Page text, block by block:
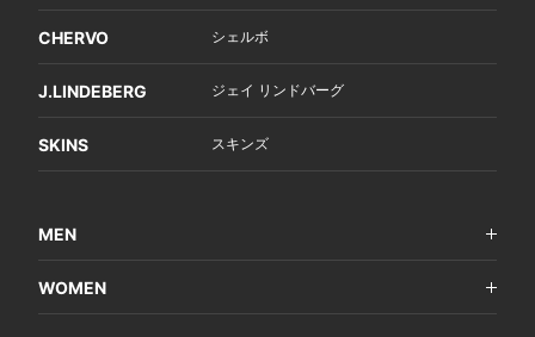
CHERVO シェルボ
J.LINDEBERG ジェイ リンドバーグ
SKINS スキンズ
MEN
WOMEN